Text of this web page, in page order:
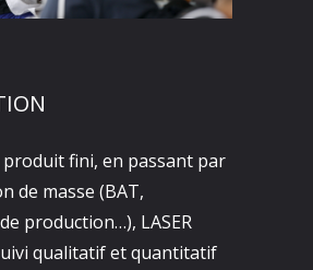
produit fini, en passant par
de masse (BAT,
production…), LASER
qualitatif et quantitatif